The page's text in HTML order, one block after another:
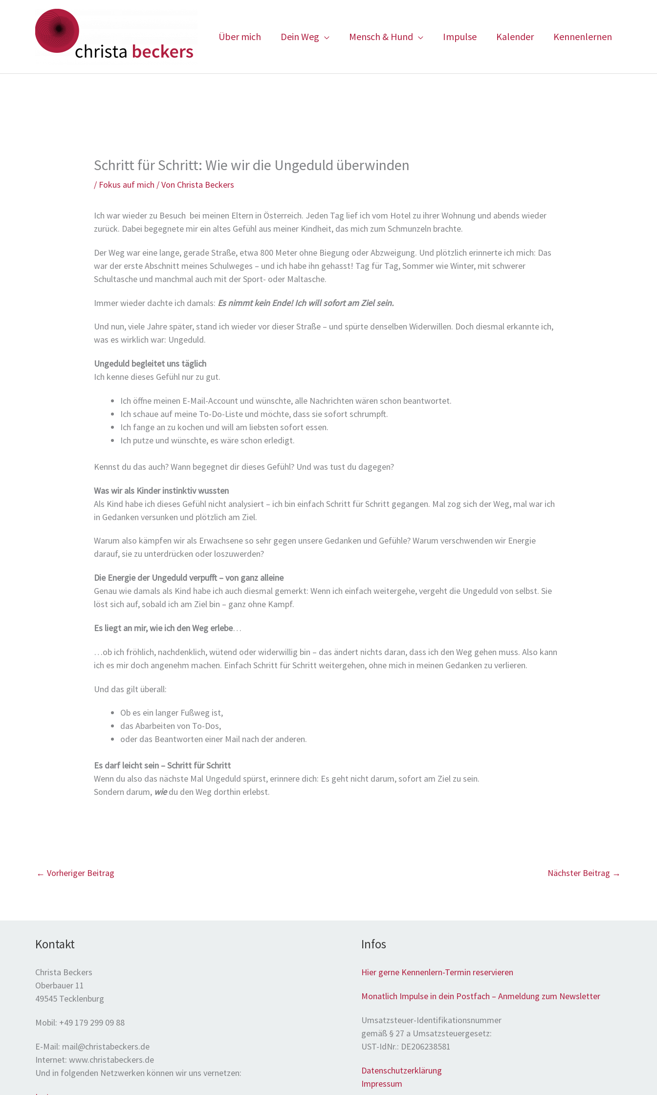
Über mich Dein Weg Mensch & Hund Impulse Kalender Kennenlernen
Schritt für Schritt: Wie wir die Ungeduld überwinden
/ Fokus auf mich / Von Christa Beckers
Ich war wieder zu Besuch bei meinen Eltern in Österreich. Jeden Tag lief ich vom Hotel zu ihrer Wohnung und abends wieder
zurück. Dabei begegnete mir ein altes Gefühl aus meiner Kindheit, das mich zum Schmunzeln brachte.
Der Weg war eine lange, gerade Straße, etwa 800 Meter ohne Biegung oder Abzweigung. Und plötzlich erinnerte ich mich: Das
war der erste Abschnitt meines Schulweges – und ich habe ihn gehasst! Tag für Tag, Sommer wie Winter, mit schwerer
Schultasche und manchmal auch mit der Sport- oder Maltasche.
Immer wieder dachte ich damals: Es nimmt kein Ende! Ich will sofort am Ziel sein.
Und nun, viele Jahre später, stand ich wieder vor dieser Straße – und spürte denselben Widerwillen. Doch diesmal erkannte ich,
was es wirklich war: Ungeduld.
Ungeduld begleitet uns täglich
Ich kenne dieses Gefühl nur zu gut.
Ich öffne meinen E-Mail-Account und wünschte, alle Nachrichten wären schon beantwortet.
Ich schaue auf meine To-Do-Liste und möchte, dass sie sofort schrumpft.
Ich fange an zu kochen und will am liebsten sofort essen.
Ich putze und wünschte, es wäre schon erledigt.
Kennst du das auch? Wann begegnet dir dieses Gefühl? Und was tust du dagegen?
Was wir als Kinder instinktiv wussten
Als Kind habe ich dieses Gefühl nicht analysiert – ich bin einfach Schritt für Schritt gegangen. Mal zog sich der Weg, mal war ich
in Gedanken versunken und plötzlich am Ziel.
Warum also kämpfen wir als Erwachsene so sehr gegen unsere Gedanken und Gefühle? Warum verschwenden wir Energie
darauf, sie zu unterdrücken oder loszuwerden?
Die Energie der Ungeduld verpufft – von ganz alleine
Genau wie damals als Kind habe ich auch diesmal gemerkt: Wenn ich einfach weitergehe, vergeht die Ungeduld von selbst. Sie
löst sich auf, sobald ich am Ziel bin – ganz ohne Kampf.
Es liegt an mir, wie ich den Weg erlebe…
…ob ich fröhlich, nachdenklich, wütend oder widerwillig bin – das ändert nichts daran, dass ich den Weg gehen muss. Also kann
ich es mir doch angenehm machen. Einfach Schritt für Schritt weitergehen, ohne mich in meinen Gedanken zu verlieren.
Und das gilt überall:
Ob es ein langer Fußweg ist,
das Abarbeiten von To-Dos,
oder das Beantworten einer Mail nach der anderen.
Es darf leicht sein – Schritt für Schritt
Wenn du also das nächste Mal Ungeduld spürst, erinnere dich: Es geht nicht darum, sofort am Ziel zu sein.
Sondern darum, wiedu den Weg dorthin erlebst.
← Vorheriger Beitrag Nächster Beitrag →
Kontakt
Christa Beckers
Oberbauer 11
49545 Tecklenburg
Mobil: +49 179 299 09 88
E-Mail: mail@christabeckers.de
Internet: www.christabeckers.de
Und in folgenden Netzwerken können wir uns vernetzen:
Infos
Hier gerne Kennenlern-Termin reservieren
Monatlich Impulse in dein Postfach – Anmeldung zum Newsletter
Umsatzsteuer-Identifikationsnummer
gemäß § 27 a Umsatzsteuergesetz:
UST-IdNr.: DE206238581
Datenschutzerklärung
Impressum